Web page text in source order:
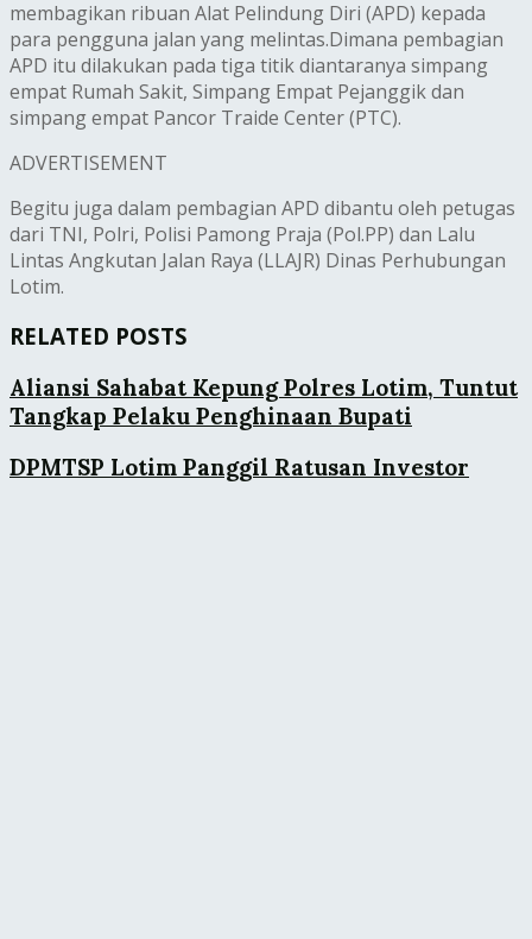
membagikan ribuan Alat Pelindung Diri (APD) kepada
para pengguna jalan yang melintas.Dimana pembagian
APD itu dilakukan pada tiga titik diantaranya simpang
empat Rumah Sakit, Simpang Empat Pejanggik dan
simpang empat Pancor Traide Center (PTC).
ADVERTISEMENT
Begitu juga dalam pembagian APD dibantu oleh petugas
dari TNI, Polri, Polisi Pamong Praja (Pol.PP) dan Lalu
Lintas Angkutan Jalan Raya (LLAJR) Dinas Perhubungan
Lotim.
RELATED POSTS
Aliansi Sahabat Kepung Polres Lotim, Tuntut
Tangkap Pelaku Penghinaan Bupati
DPMTSP Lotim Panggil Ratusan Investor